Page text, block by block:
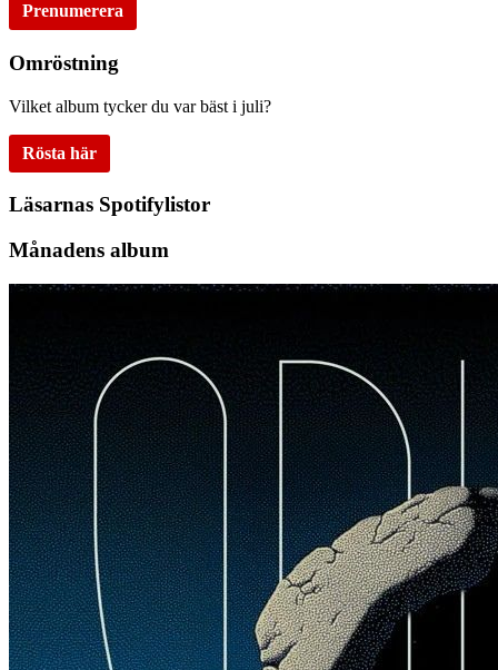
Prenumerera
Omröstning
Vilket album tycker du var bäst i juli?
Rösta här
Läsarnas Spotifylistor
Månadens album